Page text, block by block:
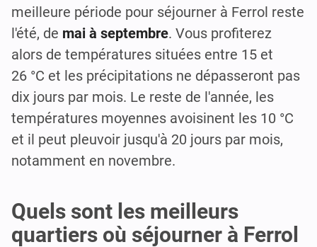
meilleure période pour séjourner à Ferrol reste
l'été, de mai à septembre. Vous profiterez
alors de températures situées entre 15 et
26 °C et les précipitations ne dépasseront pas
dix jours par mois. Le reste de l'année, les
températures moyennes avoisinent les 10 °C
et il peut pleuvoir jusqu'à 20 jours par mois,
notamment en novembre.
Quels sont les meilleurs
quartiers où séjourner à Ferrol